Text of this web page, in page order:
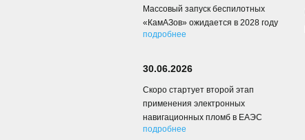
Массовый запуск беспилотных
«КамАЗов» ожидается в 2028 году
подробнее
30.06.2026
Скоро стартует второй этап
применения электронных
навигационных пломб в ЕАЭС
подробнее